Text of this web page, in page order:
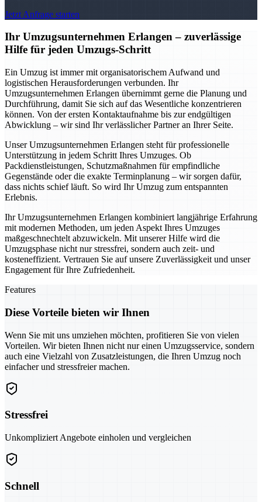
Jetzt Anfrage starten
Ihr Umzugsunternehmen Erlangen – zuverlässige
Hilfe für jeden Umzugs-Schritt
Ein Umzug ist immer mit organisatorischem Aufwand und
logistischen Herausforderungen verbunden. Ihr
Umzugsunternehmen Erlangen übernimmt gerne die Planung und
Durchführung, damit Sie sich auf das Wesentliche konzentrieren
können. Von der ersten Kontaktaufnahme bis zur endgültigen
Abwicklung – wir sind Ihr verlässlicher Partner an Ihrer Seite.
Unser Umzugsunternehmen Erlangen steht für professionelle
Unterstützung in jedem Schritt Ihres Umzuges. Ob
Packdienstleistungen, Schutzmaßnahmen für empfindliche
Gegenstände oder die exakte Terminplanung – wir sorgen dafür,
dass nichts schief läuft. So wird Ihr Umzug zum entspannten
Erlebnis.
Ihr Umzugsunternehmen Erlangen kombiniert langjährige Erfahrung
mit modernen Methoden, um jeden Aspekt Ihres Umzuges
maßgeschnechtelt abzuwickeln. Mit unserer Hilfe wird die
Umzugsphase nicht nur stressfrei, sondern auch zeit- und
kosteneffizient. Vertrauen Sie auf unsere Zuverlässigkeit und unser
Engagement für Ihre Zufriedenheit.
Features
Diese Vorteile bieten wir Ihnen
Wenn Sie mit uns umziehen möchten, profitieren Sie von vielen
Vorteilen. Wir bieten Ihnen nicht nur einen Umzugsservice, sondern
auch eine Vielzahl von Zusatzleistungen, die Ihren Umzug noch
einfacher und stressfreier machen.
Stressfrei
Unkompliziert Angebote einholen und vergleichen
Schnell